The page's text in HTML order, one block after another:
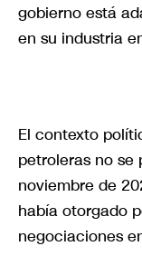
gobierno está
en su industria
El contexto
petroleras no se
noviembre de
había otorgado
negociaciones